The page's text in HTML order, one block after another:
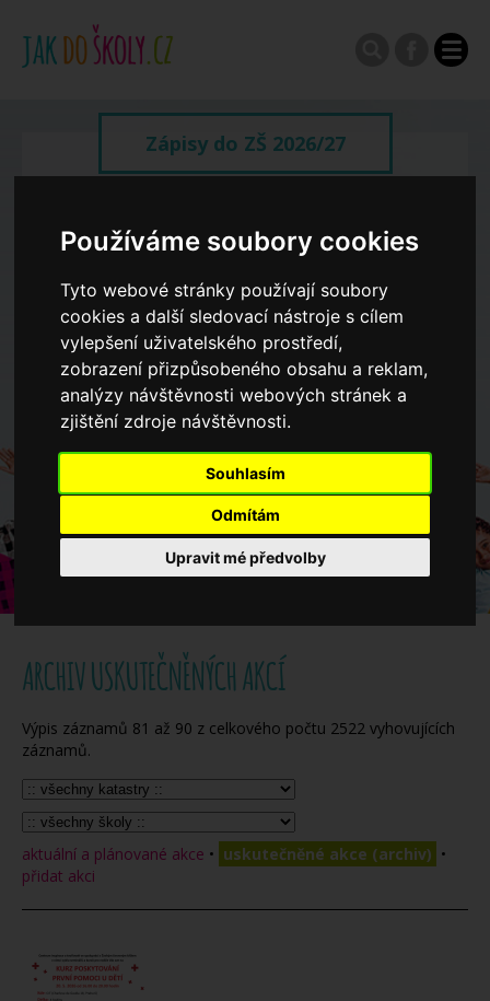
Používáme soubory cookies
Tyto webové stránky používají soubory
cookies a další sledovací nástroje s cílem
vylepšení uživatelského prostředí,
zobrazení přizpůsobeného obsahu a reklam,
analýzy návštěvnosti webových stránek a
zjištění zdroje návštěvnosti.
Souhlasím
Odmítám
Upravit mé předvolby
Zápisy do ZŠ 2026/27
Spádové oblasti ZŠ
Koncepce školství
Dny otevřených dveří ZŠ
Když potřebujete pomoci
Ročenka
ARCHIV USKUTEČNĚNÝCH AKCÍ
Výpis záznamů 81 až 90 z celkového počtu 2522 vyhovujících
záznamů.
aktuální a plánované akce • uskutečněné akce (archiv) •
přidat akci